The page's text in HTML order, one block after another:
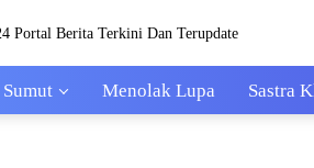
Sumut Menolak Lupa Sastra